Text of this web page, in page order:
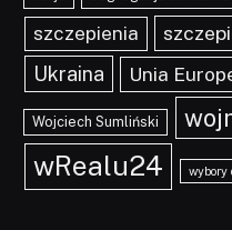
szczepienia
Ukraina Unia
Wojciech Sumliński
wRealu24 wybory